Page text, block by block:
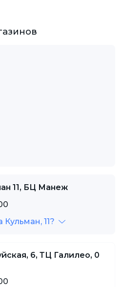
11, БЦ Манеж
Кульман, 11?
6, ТЦ Галилео, 0